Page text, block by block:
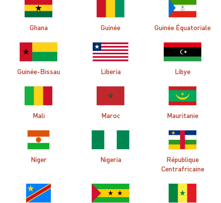
Ghana Guinée Guinée Équatoriale
Guinée-Bissau Liberia Libye
Mali Maroc Mauritanie
Niger Nigeria
République
Centrafricaine